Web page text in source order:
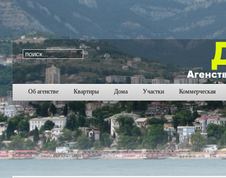
i=192
22412242 2243 2245 2246 2247
Об агенстве Квартиры Дома Участки Коммерческая